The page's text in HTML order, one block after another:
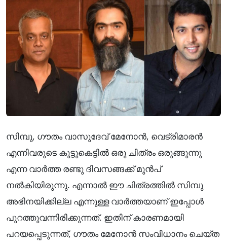
സിമ്പു, ഗൗതം വാസുദേവ് മേനോൻ, വെട്രിമാരൻ
എന്നിവരുടെ കൂട്ടുകെട്ടിൽ ഒരു ചിത്രം ഒരുങ്ങുന്നു
എന്ന വാർത്ത രണ്ടു ദിവസങ്ങക്ക് മുൻപ്
നൽകിയിരുന്നു. എന്നാൽ ഈ ചിത്രത്തിൽ സിമ്പു
അഭിനയിക്കില്ല എന്നുള്ള വാർത്തയാണ് ഇപ്പോൾ
പുറത്തുവന്നിരിക്കുന്നത്. ഇതിന് കാരണമായി
പറയപ്പെടുന്നത്, ഗൗതം മേനോൻ സംവിധാനം ചെയ്‌ത